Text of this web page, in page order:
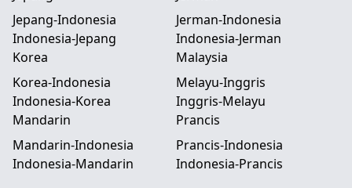
Jepang-Indonesia
Indonesia-Jepang
Jerman-Indonesia
Indonesia-Jerman
Korea
Korea-Indonesia
Indonesia-Korea
Malaysia
Melayu-Inggris
Inggris-Melayu
Mandarin
Mandarin-Indonesia
Indonesia-Mandarin
Prancis
Prancis-Indonesia
Indonesia-Prancis